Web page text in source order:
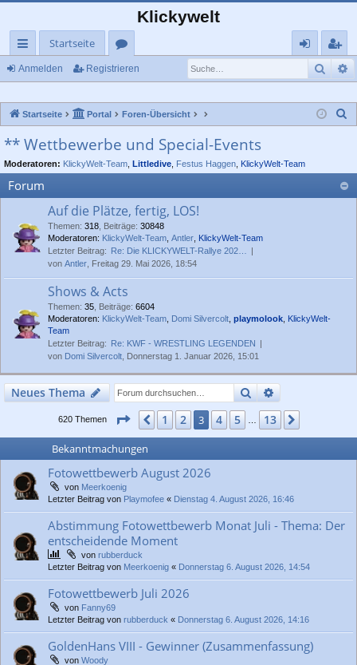
Klickywelt
ch
llz
ug
rif
f
Startseite
or
n
eg
rie
Anmelden Registrieren
Startseite Portal Foren-Übersicht
** Wettbewerbe und Special-Events
Moderatoren: KlickyWelt-Team Littledive Festus Haggen KlickyWelt-Team
Forum
Auf die Plätze, fertig, LOS!
Themen: 318 Beiträge: 30848
Moderatoren: KlickyWelt-Team Antler
KlickyWelt-Team
Letzter Beitrag:
Re: Die KLICKYWELT-Rallye 202…
von Antler , Freitag 29. Mai 2026, 18:54
Shows & Acts
Themen: 35 Beiträge: 6604
Moderatoren: KlickyWelt-Team Domi Silvercolt playmolook
KlickyWelt-
Team
Letzter Beitrag:
Re: KWF - WRESTLING LEGENDEN
von Domi Silvercolt , Donnerstag 1. Januar 2026, 15:01
Neues Thema SucheErweiterte
620 Themen Seite3von 13
Vorherige
1 2 3 4 5 13
Bekanntmachungen
Fotowettbewerb August 2026
von Meerkoenig
Letzter Beitrag von Playmofee « Dienstag 4. August 2026, 16:46
Abstimmung Fotowettbewerb Monat Juli - Thema: Der
entscheidende Moment
von rubberduck
Letzter Beitrag von Meerkoenig « Donnerstag 6. August 2026, 14:54
Fotowettbewerb Juli 2026
von Fanny69
Letzter Beitrag von rubberduck « Donnerstag 6. August 2026, 14:16
GoldenHans VIII - Gewinner (Zusammenfassung)
von Woody